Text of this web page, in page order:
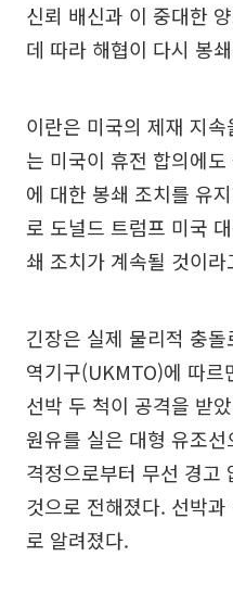
신뢰 배신과 이 중대한
데 따라 해협이 다시 봉
이란은 미국의 제재 지
는 미국이 휴전 합의에
에 대한 봉쇄 조치를 유
로 도널드 트럼프 미국
쇄 조치가 계속될 것이
긴장은 실제 물리적 충
역기구(UKMTO)에 따르
선박 두 척이 공격을 받
원유를 실은 대형 유조
격정으로부터 무선 경고
것으로 전해졌다. 선박
로 알려졌다.